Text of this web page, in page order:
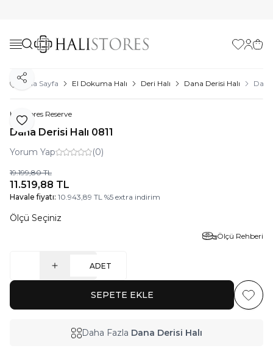
Favorilerim
Ana Sayfa El Dokuma Halı Deri Halı Dana Derisi Halı Dana
Favoriye Ekle
Paylaş
Halıstores Reserve
Dana Derisi Halı 0811
Yorum Yap (0)
19.199,80TL
11.519,88 TL
Havale fiyatı: 10.943,89 TL %5 extra indirim
Ölçü Seçiniz
Ölçü Rehberi
ADET
SEPETE EKLE
Daha Fazla Dana Derisi Halı